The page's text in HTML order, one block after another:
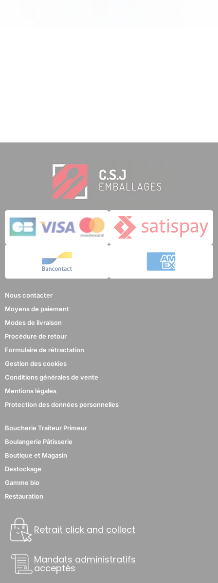
Nous contacter
Moyens de paiement
Modes de livraison
Procédure de retour
Formulaire de rétractation
Gestion des cookies
Conditions générales de vente
Mentions légales
Protection des données personnelles
Boucherie Traiteur Primeur
Boulangerie Pâtisserie
Boutique et Magasin
Destockage
Gamme bio
Restauration
Retrait click and collect
Mandats administratifs
acceptés